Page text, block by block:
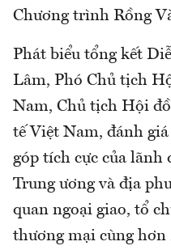
Chương trình Rồng
Phát biểu tổng kết
Lâm, Phó Chủ tịch
Nam, Chủ tịch Hội
tế Việt Nam, đánh
góp tích cực của lãnh
Trung ương và địa
quan ngoại giao, tổ
thương mại cùng